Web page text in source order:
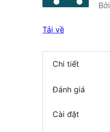
Bởi
Tải về
Chi tiết
Đánh giá
Cài đặt